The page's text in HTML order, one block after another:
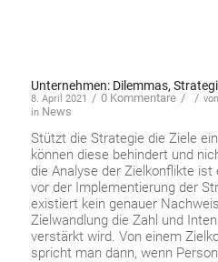
Unternehmen: Dilemmas,
8. April 2021 / 0 Kommentare /
in News
/ von
Stützt die Strategie die Ziele
können diese behindert und
die Analyse der Zielkonflikte
vor der Implementierung der
existiert kein genauer
Zielwandlung die Zahl und
verstärkt wird. Von einem
spricht man dann, wenn